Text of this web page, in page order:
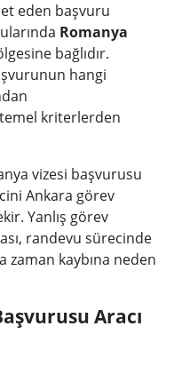
eden başvuru
Romanya
bağlıdır.
hangi
kriterlerden
vizesi başvurusu
Ankara görev
Yanlış görev
randevu sürecinde
zaman kaybına neden
Aracı